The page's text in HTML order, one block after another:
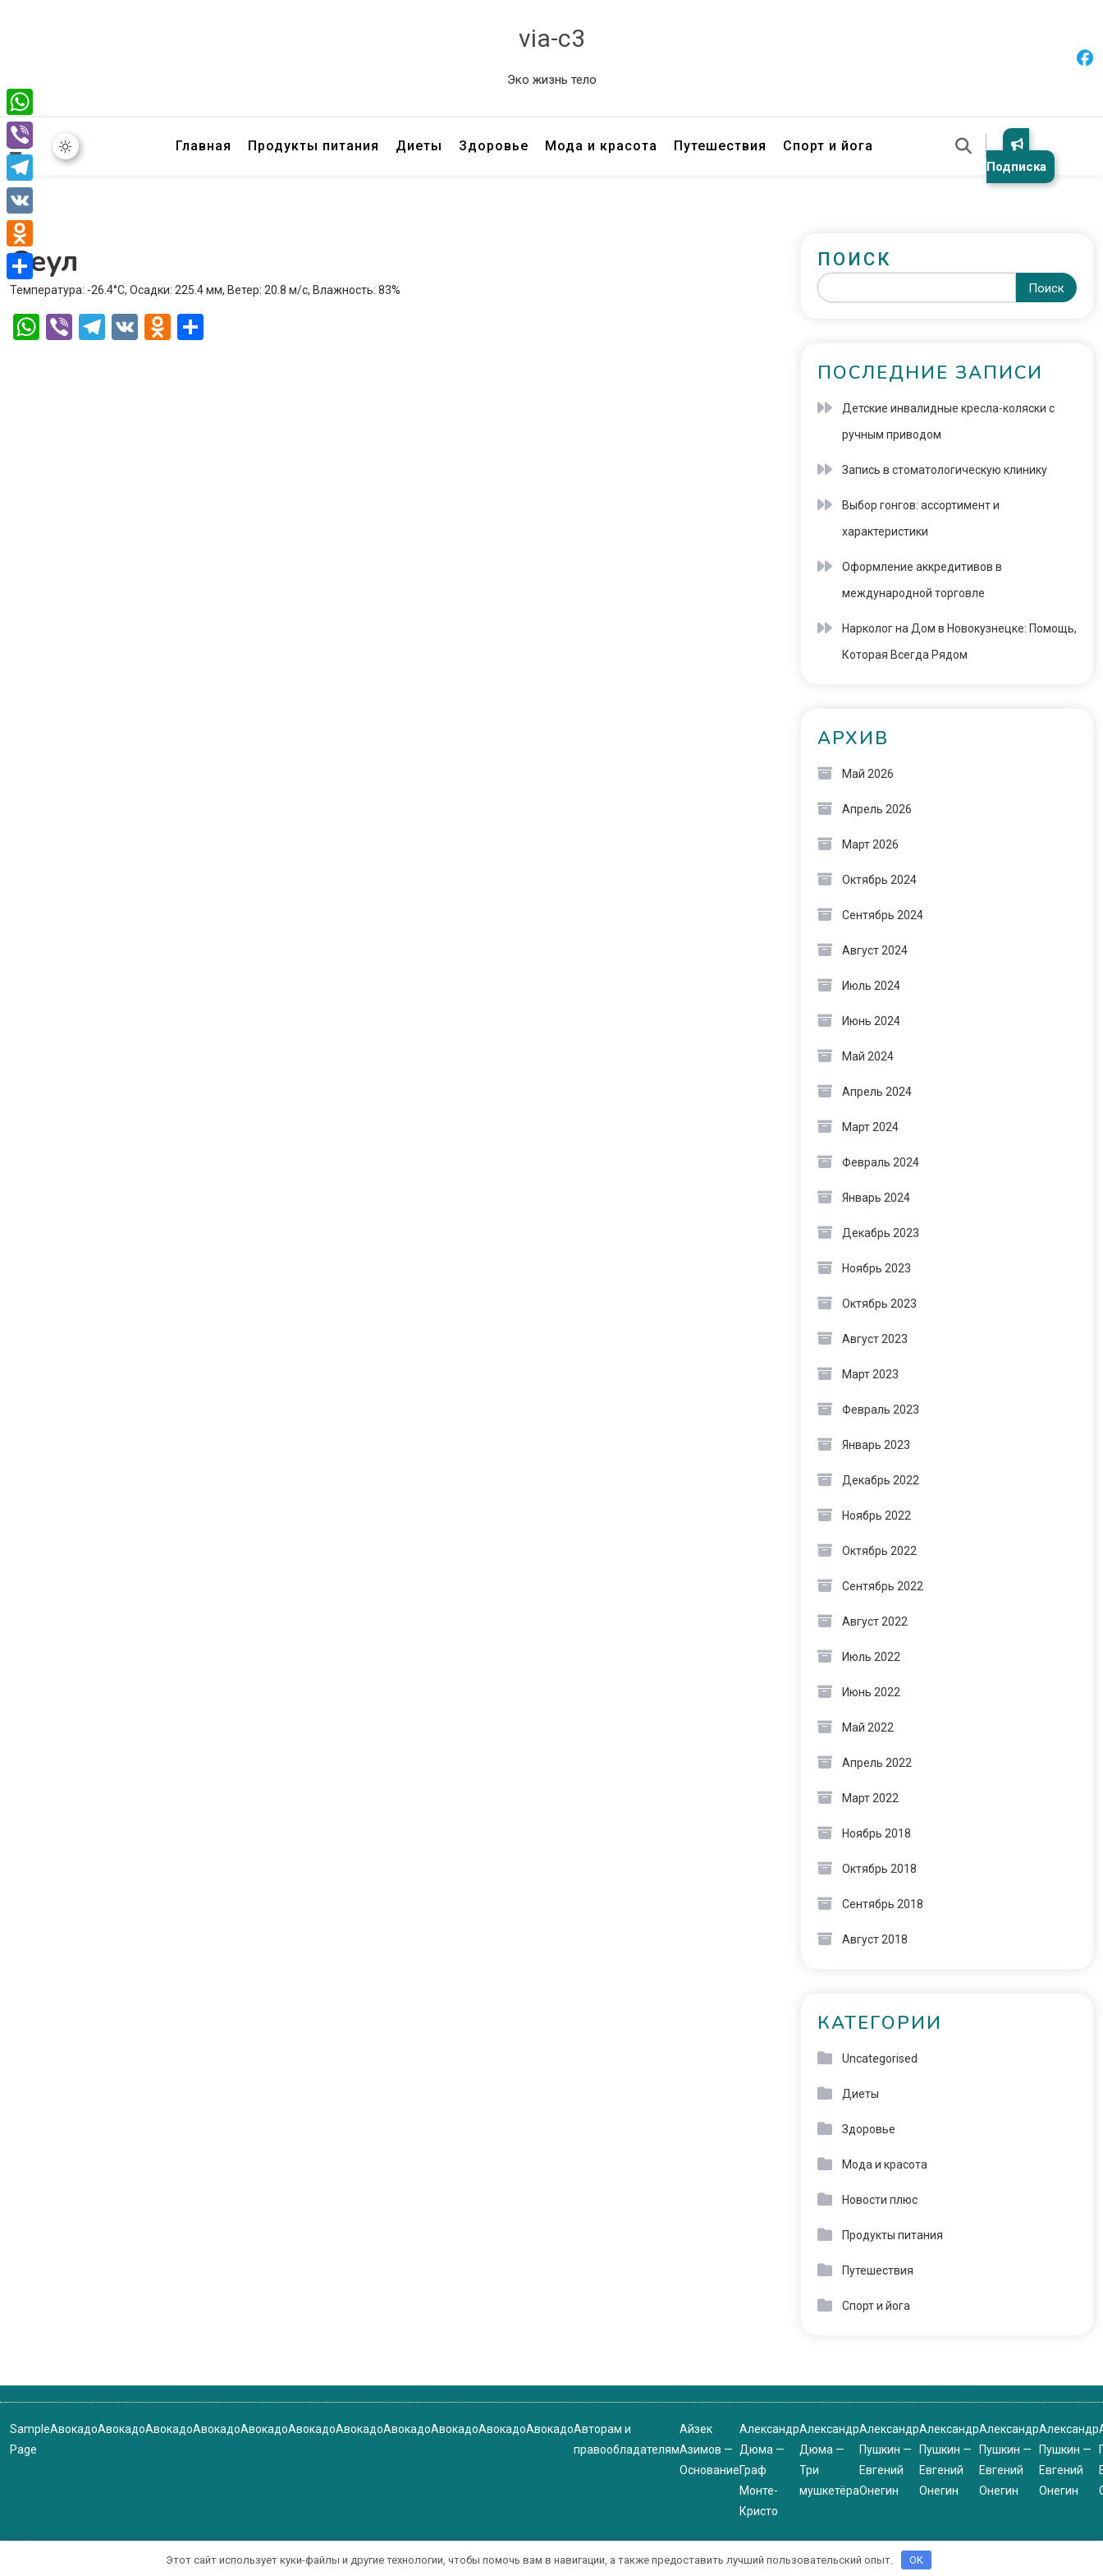
via-c3
Эко жизнь тело
Главная Продукты питания Диеты Здоровье Мода и красота Путешествия Спорт и йога
Подписка
Сеул
Температура: -26.4°C, Осадки: 225.4 мм, Ветер: 20.8 м/с, Влажность: 83%
WhatsApp
ViberTelegram
VK Odnoklassniki
ПОИСК
Поиск
ПОСЛЕДНИЕ ЗАПИСИ
Детские инвалидные кресла-коляски с
ручным приводом
Запись в стоматологическую клинику
Выбор гонгов: ассортимент и
характеристики
Оформление аккредитивов в
международной торговле
Нарколог на Дом в Новокузнецке: Помощь,
Которая Всегда Рядом
АРХИВ
Май 2026
Апрель 2026
Март 2026
Октябрь 2024
Сентябрь 2024
Август 2024
Июль 2024
Июнь 2024
Май 2024
Апрель 2024
Март 2024
Февраль 2024
Январь 2024
Декабрь 2023
Ноябрь 2023
Октябрь 2023
Август 2023
Март 2023
Февраль 2023
Январь 2023
Декабрь 2022
Ноябрь 2022
Октябрь 2022
Сентябрь 2022
Август 2022
Июль 2022
Июнь 2022
Май 2022
Апрель 2022
Март 2022
Ноябрь 2018
Октябрь 2018
Сентябрь 2018
Август 2018
КАТЕГОРИИ
Uncategorised
Диеты
Здоровье
Мода и красота
Новости плюс
Продукты питания
Путешествия
Спорт и йога
Sample
Page
АвокадоАвокадоАвокадоАвокадоАвокадоАвокадоАвокадоАвокадоАвокадоАвокадоАвокадоАвторам и
правообладателям
Айзек
Азимов —
Основание
Александр
Дюма —
Граф
Монте-
Кристо
Александр
Дюма —
Три
мушкетёра
Александр
Пушкин —
Евгений
Онегин
Александр
Пушкин —
Евгений
Онегин
Александр
Пушкин —
Евгений
Онегин
Александр
Пушкин —
Евгений
Онегин
WhatsApp
Viber
Telegram
VK
Odnoklassniki
Отправить
Этот сайт использует куки-файлы и другие технологии, чтобы помочь вам в навигации, а также предоставить лучший пользовательский опыт. OK